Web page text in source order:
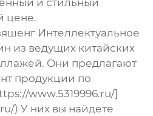
и стильный
цене.
Интеллектуальное
из ведущих китайских
Они предлагают
продукции по
www.5319996.ru/]
) У них вы найдете